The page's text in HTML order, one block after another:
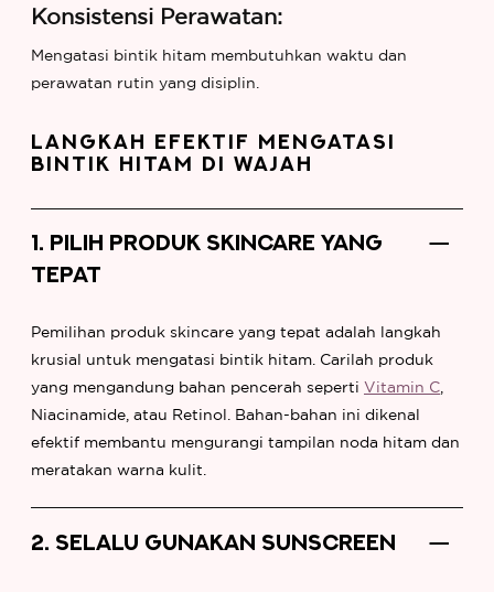
Konsistensi Perawatan:
Mengatasi bintik hitam membutuhkan waktu dan
perawatan rutin yang disiplin.
LANGKAH EFEKTIF MENGATASI
BINTIK HITAM DI WAJAH
1. PILIH PRODUK SKINCARE YANG
TEPAT
Pemilihan produk skincare yang tepat adalah langkah
krusial untuk mengatasi bintik hitam. Carilah produk
yang mengandung bahan pencerah seperti Vitamin C
Niacinamide, atau Retinol. Bahan-bahan ini dikenal
efektif membantu mengurangi tampilan noda hitam dan
meratakan warna kulit.
2. SELALU GUNAKAN SUNSCREEN